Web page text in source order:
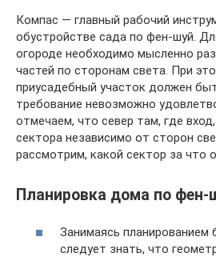
Компас — главный рабочий
обустройстве сада по фен-шуй.
огороде необходимо мысленно
частей по сторонам света. При
приусадебный участок должен
требование невозможно
отмечаем, что север там, где
сектора независимо от сторон
рассмотрим, какой сектор за что
Планировка дома по фен-
Занимаясь планированием
следует знать, что